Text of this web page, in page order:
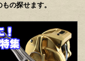
の探せます。